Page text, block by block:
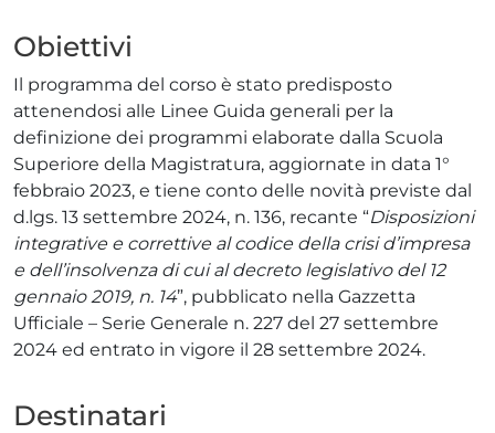
Obiettivi
Il programma del corso è stato predisposto
attenendosi alle Linee Guida generali per la
definizione dei programmi elaborate dalla Scuola
Superiore della Magistratura, aggiornate in data 1°
febbraio 2023, e tiene conto delle novità previste dal
d.lgs. 13 settembre 2024, n. 136, recante “Disposizioni
integrative e correttive al codice della crisi d’impresa
e dell’insolvenza di cui al decreto legislativo del 12
gennaio 2019, n. 14”, pubblicato nella Gazzetta
Ufficiale – Serie Generale n. 227 del 27 settembre
2024 ed entrato in vigore il 28 settembre 2024.
Destinatari